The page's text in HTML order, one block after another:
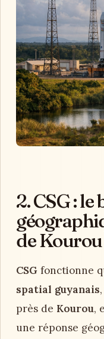
2. CSG : le
de Kourou
CSG fonctionne
spatial guyanais
près de Kourou,
une réponse